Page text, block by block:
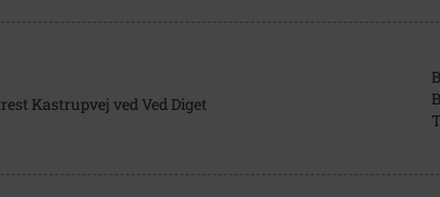
Kastrupvej ved Ved Diget